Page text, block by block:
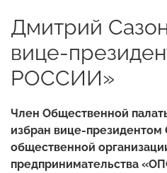
Дмитрий
вице-
РОССИИ»
Член Общественной
избран вице-
общественной
предпринимательства